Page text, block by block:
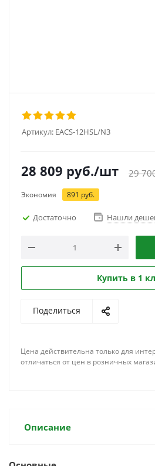
Артикул: EACS-12HSL/N3
28 809 руб./шт 29
Экономия 891 руб.
Достаточно Нашли
Купить в 1
Поделиться
Цена действительна только для
отличаться от цен в розничных
Описание